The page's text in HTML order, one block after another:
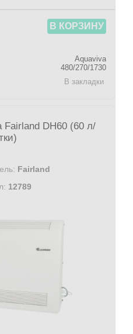
В КОРЗИНУ
Aquaviva
480/270/1730
В закладки
DH60 (60 л/
Fairland
12789